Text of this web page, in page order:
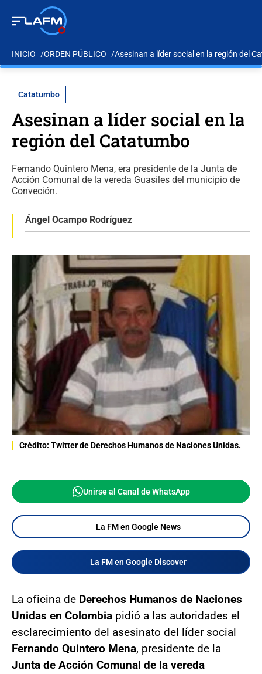
INICIO ORDEN PÚBLICO Asesinan a líder social en la región del
Catatumbo
Asesinan a líder social en la
región del Catatumbo
Fernando Quintero Mena, era presidente de la Junta de
Acción Comunal de la vereda Guasiles del municipio de
Conveción.
Ángel Ocampo Rodríguez
Crédito: Twitter de Derechos Humanos de Naciones Unidas.
Unirse al Canal de WhatsApp
La FM en Google News
La FM en Google Discover
La oficina de Derechos Humanos de Naciones
Unidas en Colombia pidió a las autoridades el
esclarecimiento del asesinato del líder social
Fernando Quintero Mena, presidente de la
Junta de Acción Comunal de la vereda